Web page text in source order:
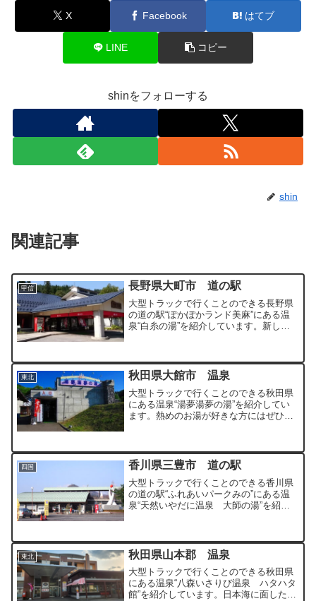
X Facebook はてブ
LINE コピー
shinをフォローする
shin
関連記事
甲信 長野県大町市 道の駅
大型トラックで行くことのできる長野県
の道の駅“ぽかぽかランド美麻”にある温
泉“白糸の湯”を紹介しています。新しい
東北 秋田県大館市 温泉
大型トラックで行くことのできる秋田県
にある温泉“湯夢湯夢の湯”を紹介してい
ます。熱めのお湯が好きな方にはぜひと
四国 香川県三豊市 道の駅
大型トラックで行くことのできる香川県
の道の駅“ふれあいパークみの”にある温
泉“天然いやだに温泉 大師の湯”を紹介
東北 秋田県山本郡 温泉
大型トラックで行くことのできる秋田県
にある温泉“八森いさりび温泉 ハタハタ
館”を紹介しています。日本海に面した場